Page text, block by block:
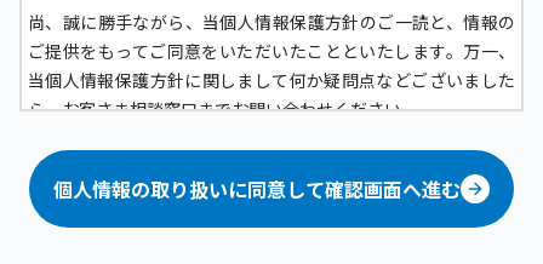
尚、誠に勝手ながら、当個人情報保護方針のご一読と、情報の
ご提供をもってご同意をいただいたことといたします。万一、
当個人情報保護方針に関しまして何か疑問点などございました
ら、お客さま相談窓口までお問い合わせください。
京進グループにおける個人情報の定義について
京進グループにおいては、生存する「顧客（グループ各社が提
個人情報の取り扱いに同意して確認画面へ進む